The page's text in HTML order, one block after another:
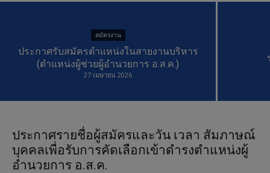
สมัครงาน
ประกาศรับสมัครตำแหน่งในสายงานบริหาร
(ตำแหน่งผู้ช่วยผู้อำนวยการ อ.ส.ค.)
27 เมษายน 2026
ประกาศรายชื่อผู้สมัครและวัน เวลา สัมภาษณ์
บุคคลเพื่อรับการคัดเลือกเข้าดำรงตำแหน่งผู้
อำนวยการ อ.ส.ค.